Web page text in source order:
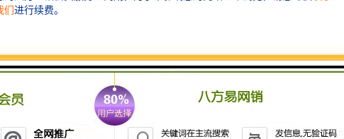
能够记录塔吊的工作数据，并进行数据分析，为后续的安全管理提供参考依据
程监控，监控人员可以通过互联网等手段远程查看塔吊的运行状态，及时处理
直观的可视化界面展示塔吊的运行状态，方便监控人员进行观察和判断。
能够对塔吊的故障进行诊断，并提供维护建议，提高塔吊的可靠性和工作效率
系统通过实时监控、预警功能、数据分析等手段，提高了塔吊的安全性和工